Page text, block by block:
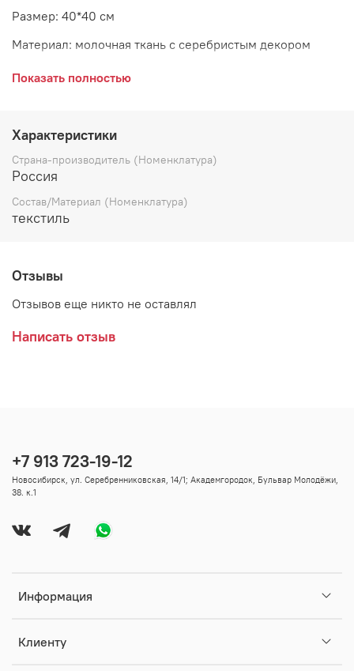
Размер: 40*40 см
Материал: молочная ткань с серебристым декором
Страна: Россия
Показать полностью
Характеристики
Страна-производитель (Номенклатура)
Россия
Состав/Материал (Номенклатура)
текстиль
Отзывы
Отзывов еще никто не оставлял
Написать отзыв
Информация
Клиенту
+7 913 723-19-12
Новосибирск, ул. Серебренниковская, 14/1; Академгородок, Бульвар Молодёжи,
38. к.1